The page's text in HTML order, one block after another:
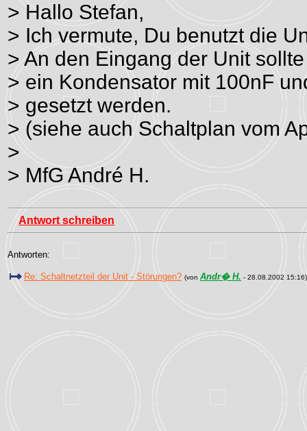
> Hallo Stefan,
> Ich vermute, Du benutzt die
> An den Eingang der Unit
> ein Kondensator mit 100nF
> gesetzt werden.
> (siehe auch Schaltplan vom
>
> MfG André H.
Antwort schreiben
Antworten:
Re: Schaltnetzteil der Unit - Störungen? (von Andr� H. - 28.08.2002 15:16)